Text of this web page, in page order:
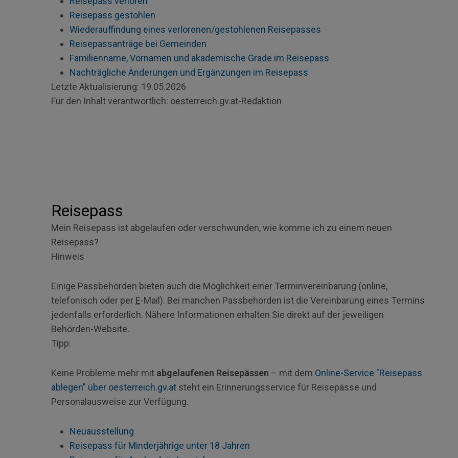
Reisepass gestohlen
Wiederauffindung eines verlorenen/gestohlenen Reisepasses
Reisepassanträge bei Gemeinden
Familienname, Vornamen und akademische Grade im Reisepass
Nachträgliche Änderungen und Ergänzungen im Reisepass
Letzte Aktualisierung: 19.05.2026
Für den Inhalt verantwortlich: oesterreich.gv.at-Redaktion
Reisepass
Mein Reisepass ist abgelaufen oder verschwunden, wie komme ich zu einem neuen
Reisepass?
Hinweis
Einige Passbehörden bieten auch die Möglichkeit einer Terminvereinbarung (online,
telefonisch oder per E-Mail). Bei manchen Passbehörden ist die Vereinbarung eines Termins
jedenfalls erforderlich. Nähere Informationen erhalten Sie direkt auf der jeweiligen
Behörden-Website.
Tipp:
Keine Probleme mehr mit abgelaufenen Reisepässen – mit dem Online-Service "Reisepass
ablegen" über oesterreich.gv.at steht ein Erinnerungsservice für Reisepässe und
Personalausweise zur Verfügung.
Neuausstellung
Reisepass für Minderjährige unter 18 Jahren